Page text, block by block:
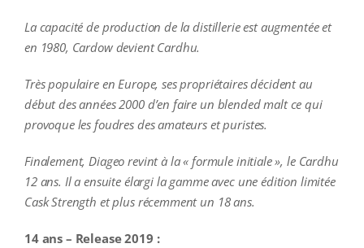
La capacité de production de la distillerie est augmentée et
en 1980, Cardow devient Cardhu.
Très populaire en Europe, ses propriétaires décident au
début des années 2000 d’en faire un blended malt ce qui
provoque les foudres des amateurs et puristes.
Finalement, Diageo revint à la « formule initiale », le Cardhu
12 ans. Il a ensuite élargi la gamme avec une édition limitée
Cask Strength et plus récemment un 18 ans.
14 ans – Release 2019 :